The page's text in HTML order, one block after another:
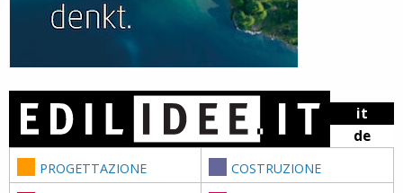
it
de
PROGETTAZIONE COSTRUZIONE